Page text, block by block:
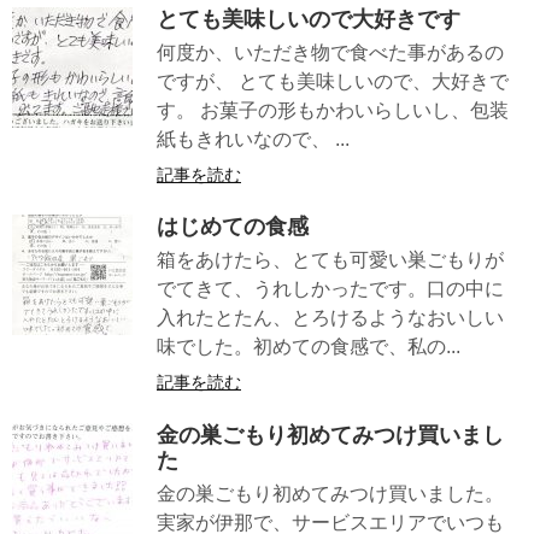
とても美味しいので大好きです
何度か、いただき物で食べた事があるの
ですが、 とても美味しいので、大好きで
す。 お菓子の形もかわいらしいし、包装
紙もきれいなので、 ...
記事を読む
はじめての食感
箱をあけたら、とても可愛い巣ごもりが
でてきて、うれしかったです。口の中に
入れたとたん、とろけるようなおいしい
味でした。初めての食感で、私の...
記事を読む
金の巣ごもり初めてみつけ買いまし
た
金の巣ごもり初めてみつけ買いました。
実家が伊那で、サービスエリアでいつも